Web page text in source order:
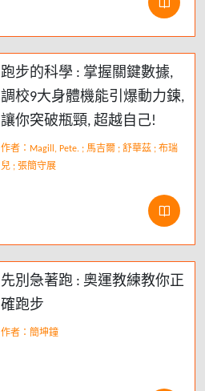
跑步的科學 : 掌握關鍵數據,
調校9大身體機能引爆動力鍊,
讓你突破瓶頸, 超越自己!
作者：Magill, Pete. ; 馬吉爾 ; 舒華茲 ; 布瑞
兒 ; 張簡守展
先別急著跑 : 奧運教練教你正
確跑步
作者：簡坤鐘